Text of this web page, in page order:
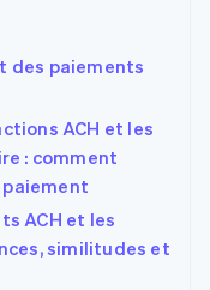
des paiements
ACH et les
: comment
ACH et les
similitudes et